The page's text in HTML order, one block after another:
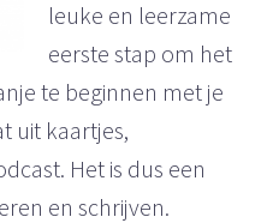
leuke en leerzame
eerste stap om het
te beginnen met je
uit kaartjes,
Het is dus een
en schrijven.